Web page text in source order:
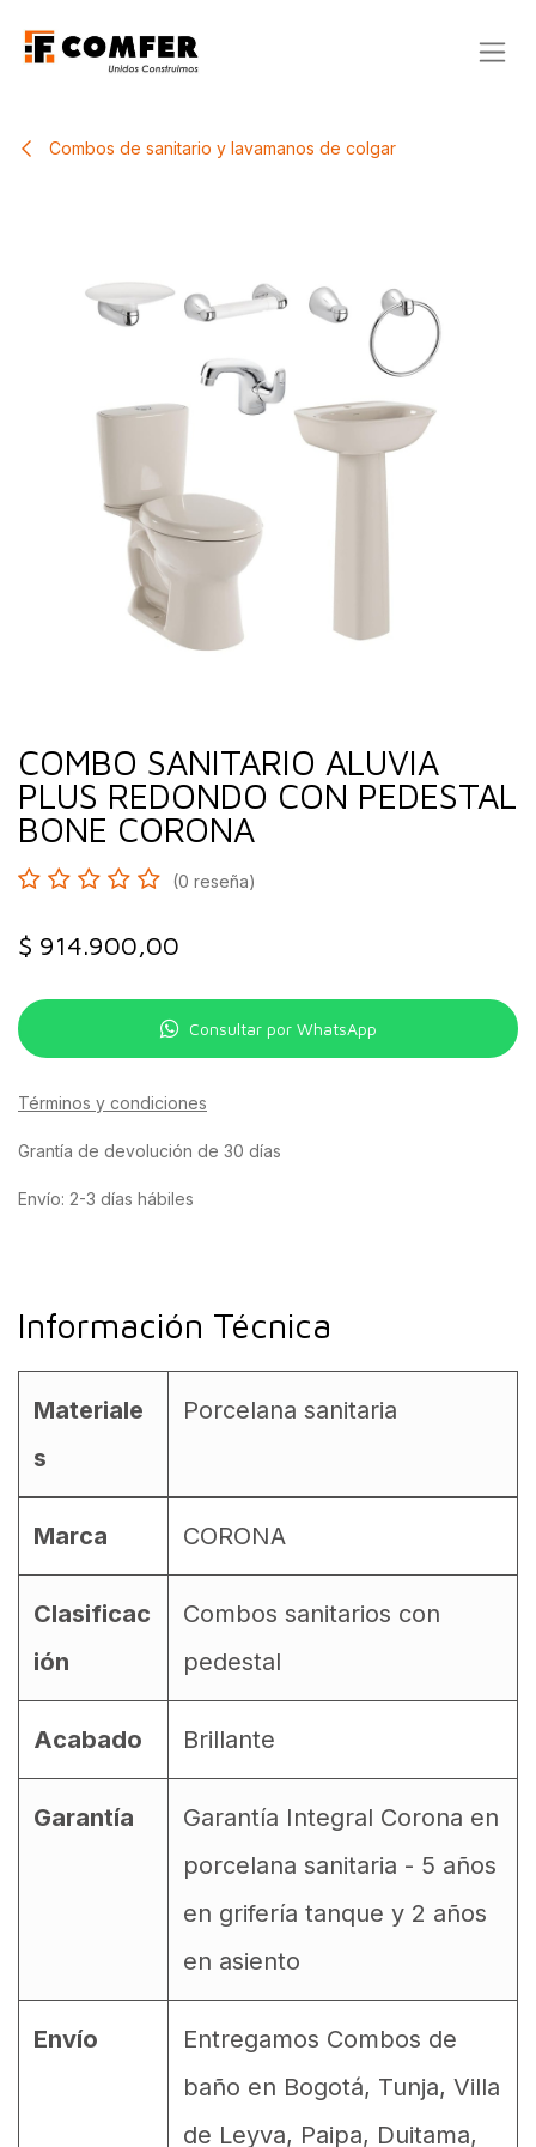
Combos de sanitario y lavamanos de colgar
COMBO SANITARIO ALUVIA
PLUS REDONDO CON PEDESTAL
BONE CORONA
(0 reseña)
$ 914.900,00
Consultar por WhatsApp
Términos y condiciones
Grantía de devolución de 30 días
Envío: 2-3 días hábiles
Información Técnica
Materiale
s
Porcelana sanitaria
Marca CORONA
Clasificac
ión
Combos sanitarios con
pedestal
Acabado Brillante
Garantía
Garantía Integral Corona en
porcelana sanitaria - 5 años
en grifería tanque y 2 años
en asiento
Envío
Entregamos Combos de
baño en Bogotá, Tunja, Villa
de Leyva, Paipa, Duitama,